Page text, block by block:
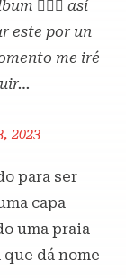
🤷🏽‍♂️ así
este por un
me iré
2023
para ser
capa
uma praia
que dá nome